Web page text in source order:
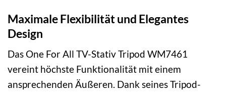
Maximale Flexibilität und Elegantes
Design
Das One For All TV-Stativ Tripod WM7461
vereint höchste Funktionalität mit einem
ansprechenden Äußeren. Dank seines Tripod-